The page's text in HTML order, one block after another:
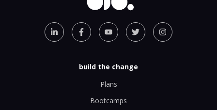
build the change
Plans
Bootcamps